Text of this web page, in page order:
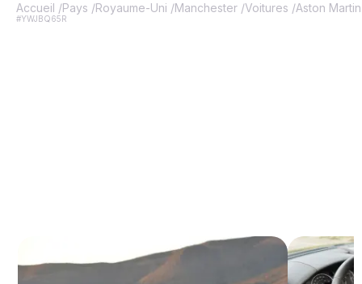
Accueil /Pays /Royaume-Uni /Manchester /Voitures /Aston Martin
#YWJBQ65R